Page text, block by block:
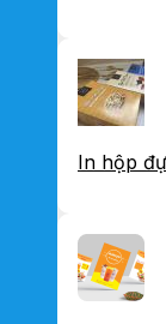
In hộp